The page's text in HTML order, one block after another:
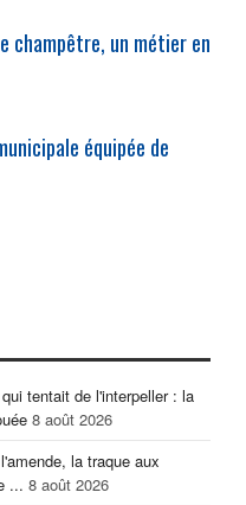
champêtre, un métier en
équipée de
tentait de l'interpeller : la
8 août 2026
la traque aux
... 8 août 2026